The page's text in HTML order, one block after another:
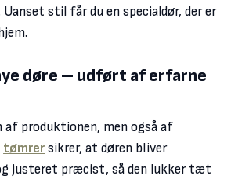
stil får du en specialdør, der er
døre – udført af erfarne
af produktionen, men også af
tømrer sikrer, at døren bliver
justeret præcist, så den lukker tæt